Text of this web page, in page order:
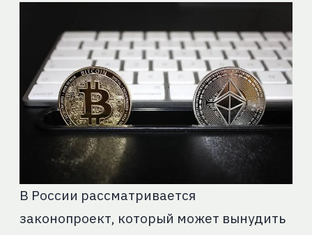
В России рассматривается
законопроект, который может вынудить